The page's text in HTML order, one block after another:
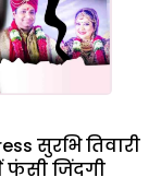
सुरभि तिवारी
फंसी जिंदगी